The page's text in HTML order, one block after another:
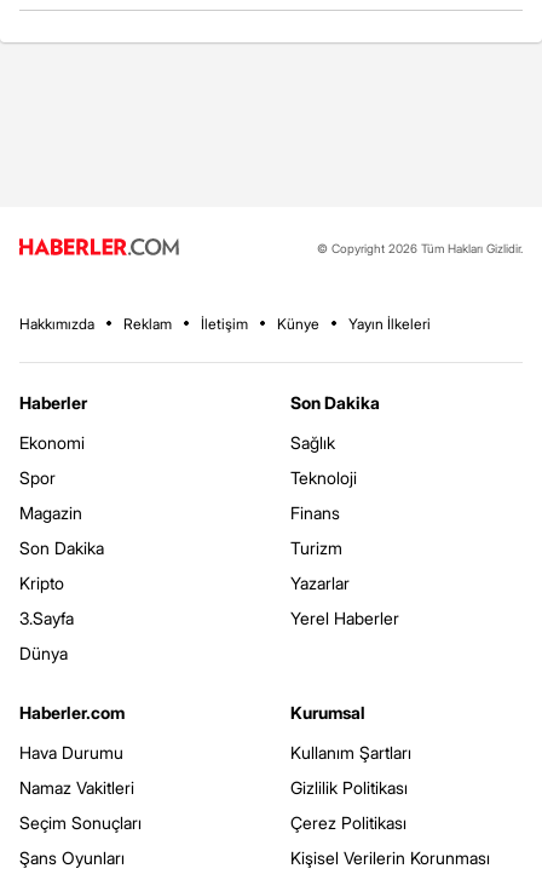
© Copyright 2026 Tüm Hakları Gizlidir.
Hakkımızda Reklam İletişim Künye Yayın İlkeleri
Haberler
Ekonomi
Spor
Magazin
Son Dakika
Kripto
3.Sayfa
Dünya
Son Dakika
Sağlık
Teknoloji
Finans
Turizm
Yazarlar
Yerel Haberler
Haberler.com
Hava Durumu
Namaz Vakitleri
Seçim Sonuçları
Şans Oyunları
Kurumsal
Kullanım Şartları
Gizlilik Politikası
Çerez Politikası
Kişisel Verilerin Korunması